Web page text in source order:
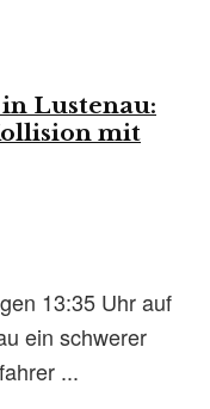
Lustenau:
mit
13:35 Uhr auf
ein schwerer
...